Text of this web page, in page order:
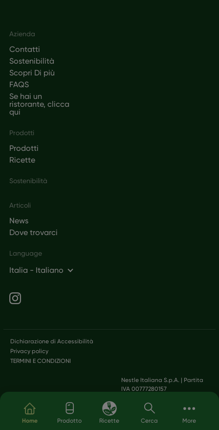
Salta al contenuto principale
Home Prodotto Ricette Cerca More
Footer
Azienda
Contatti
Sostenibilità
Scopri Di più
FAQS
Se hai un
ristorante, clicca
qui
Prodotti
Prodotti
Ricette
Sostenibilità
Articoli
News
Dove trovarci
Language
Italia - Italiano
Legal
Dichiarazione di Accessibilità
Privacy policy
TERMINI E CONDIZIONI
Nestle Italiana S.p.A. | Partita
IVA 00777280157